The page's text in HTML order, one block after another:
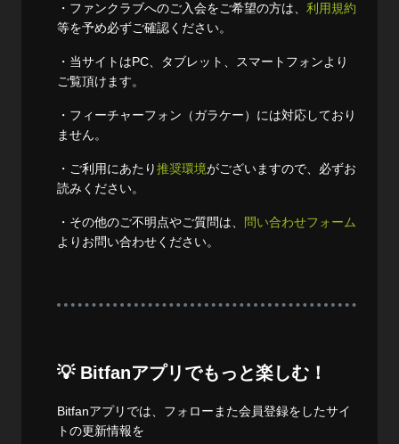
・ファンクラブへのご入会をご希望の方は、 利用規約
等を予め必ずご確認ください。
・当サイトはPC、タブレット、スマートフォンより
ご覧頂けます。
・フィーチャーフォン（ガラケー）には対応しており
ません。
・ご利用にあたり推奨環境がございますので、必ずお
読みください。
・その他のご不明点やご質問は、
問い合わせフォーム
よりお問い合わせください。
💡 Bitfanアプリでもっと楽しむ！
Bitfanアプリでは、フォローまた会員登録をしたサイ
トの更新情報を